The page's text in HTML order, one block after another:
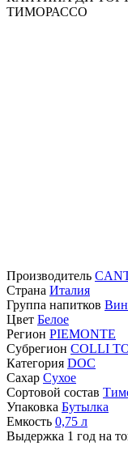
ТИМОРАССО
Производитель
Страна Италия
Группа напитков
Цвет Белое
Регион PIEMONTE
Субрегион COLLI
Категория DOC
Сахар Сухое
Сортовой состав
Упаковка Бутылка
Емкость 0,75 л
Выдержка 1 год на